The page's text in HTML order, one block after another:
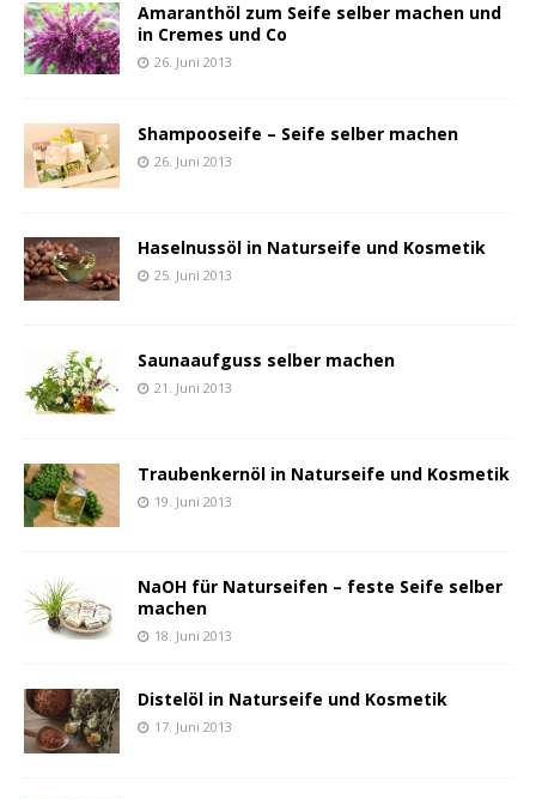
Amaranthöl zum Seife selber machen und
in Cremes und Co
26. Juni 2013
Shampooseife – Seife selber machen
26. Juni 2013
Haselnussöl in Naturseife und Kosmetik
25. Juni 2013
Saunaaufguss selber machen
21. Juni 2013
Traubenkernöl in Naturseife und Kosmetik
19. Juni 2013
NaOH für Naturseifen – feste Seife selber
machen
18. Juni 2013
Distelöl in Naturseife und Kosmetik
17. Juni 2013